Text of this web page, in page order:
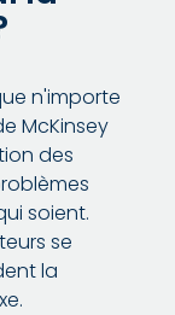
n'importe
McKinsey
des
soient.
se
la